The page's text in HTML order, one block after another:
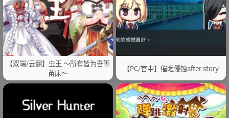
【双端/云翻】虫王 ～所有皆为吾等
苗床～
【PC/官中】催眠侵蚀after story